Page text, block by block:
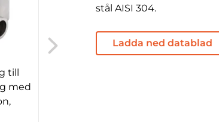
till
med
stål AISI 304.
Ladda ned datablad